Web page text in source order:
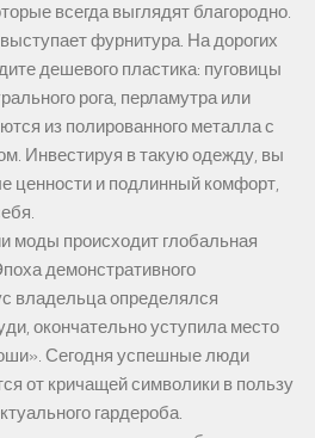
всегда выглядят благородно.
фурнитура. На дорогих
дешевого пластика: пуговицы
рога, перламутра или
из полированного металла с
Инвестируя в такую одежду, вы
ценности и подлинный комфорт,
моды происходит глобальная
демонстративного
владельца определялся
окончательно уступила место
Сегодня успешные люди
от кричащей символики в пользу
гардероба.